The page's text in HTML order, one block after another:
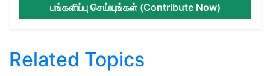
பங்களிப்பு செய்யுங்கள் (Contribute Now)
Related Topics